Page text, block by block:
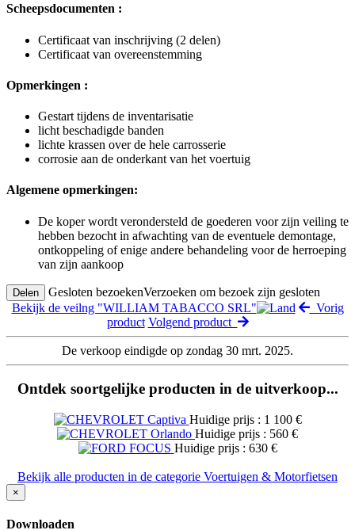
Scheepsdocumenten :
Certificaat van inschrijving (2 delen)
Certificaat van overeenstemming
Opmerkingen :
Gestart tijdens de inventarisatie
licht beschadigde banden
lichte krassen over de hele carrosserie
corrosie aan de onderkant van het voertuig
Algemene opmerkingen:
De koper wordt verondersteld de goederen voor zijn veiling te
hebben bezocht in afwachting van de eventuele demontage,
ontkoppeling of enige andere behandeling voor de herroeping
van zijn aankoop
Delen Gesloten bezoekenVerzoeken om bezoek zijn gesloten
Bekijk de veilng "WILLIAM TABACCO SRL"
Vorig
product Volgend product
De verkoop eindigde op zondag 30 mrt. 2025.
Ontdek soortgelijke producten in de uitverkoop...
Huidige prijs : 1 100 €
Huidige prijs : 560 €
Huidige prijs : 630 €
Bekijk alle producten in de categorie Voertuigen & Motorfietsen
×
Downloaden